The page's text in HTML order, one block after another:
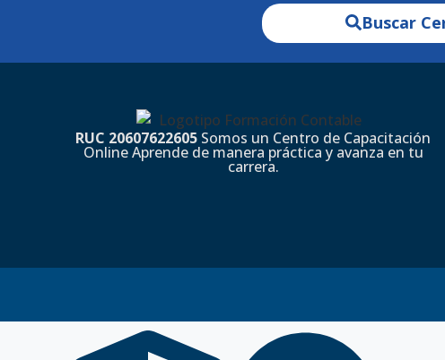
Buscar
RUC 20607622605 Somos un Centro de Capacitación
Online Aprende de manera práctica y avanza en tu
carrera.